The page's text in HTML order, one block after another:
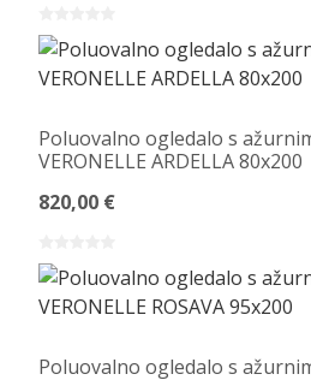
Poluovalno ogledalo s
VERONELLE ARDELLA 80x200
820,00 €
Poluovalno ogledalo s